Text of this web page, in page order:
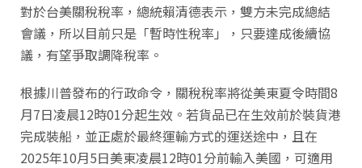
對於台美關稅稅率，總統賴清德表示，雙方未完成總結
會議，所以目前只是「暫時性稅率」，只要達成後續協
議，有望爭取調降稅率。
根據川普發布的行政命令，關稅稅率將從美東夏令時間8
月7日凌晨12時01分起生效。若貨品已在生效前於裝貨港
完成裝船，並正處於最終運輸方式的運送途中，且在
2025年10月5日美東凌晨12時01分前輸入美國，可適用